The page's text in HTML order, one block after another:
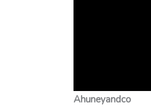
Ahuneyandco